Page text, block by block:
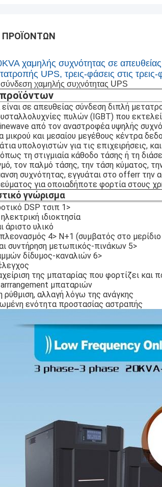
ΠΡΟΪΌΝΤΩΝ
χαμηλής συχνότητας σε
UPS, τρεις-φάσεις στις
χαμηλής συχνότητας UPS
είναι σε απευθείας σύνδεση διπλή
πυλών (IGBT) που
από τον αναστροφέα υψηλής
μικρού και μεσαίου μεγέθους κέντρα
υπολογιστών για τις επιχειρήσεις,
τη στιγμιαία κάθοδο τάσης ή τη
τον παλμό τάσης, την τάση κύματος,
συχνότητας, εγγυάται στο offerr την
για οποιαδήποτε φορτία στους
γνώρισμα
DSP τσιπ 1>
ιδιοκτησία
άριστο υλικό
4> N+1 (συμβατός στο
συντήρηση μετωπικός-πινάκων 5>
δίδυμος-καναλιών 6>
της μπαταρίας που φορτίζει και
μπαταριών
ρύθμιση, αλλαγή λόγω της ανάγκης
ενότητα προστασίας αστραπής